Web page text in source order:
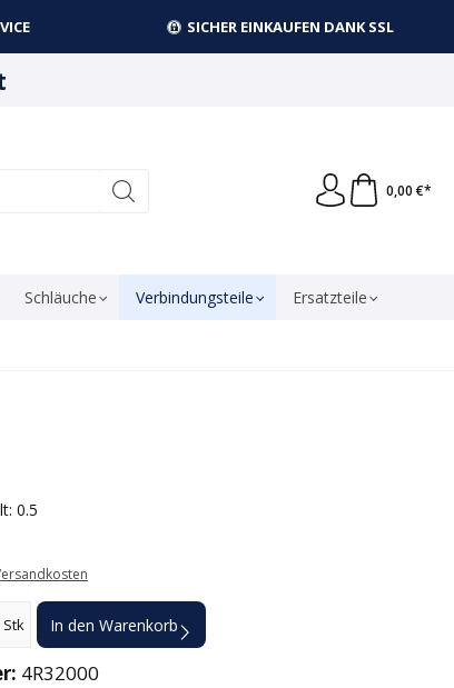
SICHER EINKAUFEN DANK SSL
0,00 €*
Schläuche Verbindungsteile Ersatzteile
0.5
den gewünschten Wert ein oder benutze die
Stk In den Warenkorb
4R32000